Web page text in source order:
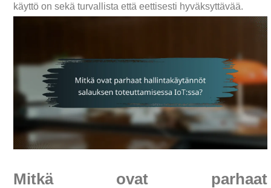
käyttö on sekä turvallista että eettisesti hyväksyttävää.
Mitkä ovat parhaat